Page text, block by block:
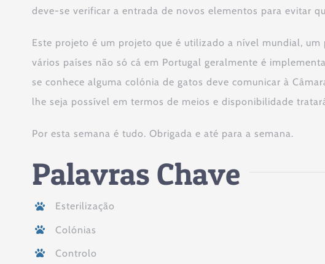
deve-se verificar a entrada de novos elementos para evitar
Este projeto é um projeto que é utilizado a nível mundial,
vários países não só cá em Portugal geralmente é
se conhece alguma colónia de gatos deve comunicar à
lhe seja possível em termos de meios e disponibilidade
Por esta semana é tudo. Obrigada e até para a semana.
Palavras Chave
Esterilização
Colónias
Controlo